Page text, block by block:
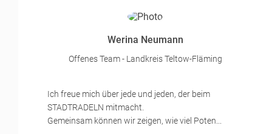
Werina Neumann
Offenes Team - Landkreis Teltow-Fläming
Ich freue mich über jede und jeden, der beim
STADTRADELN mitmacht.
Gemeinsam können wir zeigen, wie viel Poten...